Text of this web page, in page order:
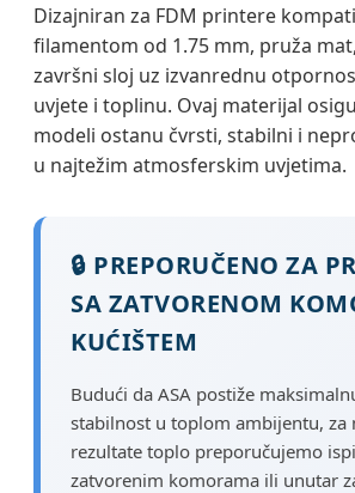
Dizajniran za FDM printere
filamentom od 1.75 mm, pruža
završni sloj uz izvanrednu
uvjete i toplinu. Ovaj materijal
modeli ostanu čvrsti, stabilni i
u najtežim atmosferskim uvjetima.
🔒 PREPORUČENO ZA
SA ZATVORENOM
KUĆIŠTEM
Budući da ASA postiže
stabilnost u toplom ambijentu, za
rezultate toplo preporučujemo
zatvorenim komorama ili unutar